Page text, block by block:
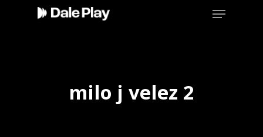
Menu
milo j velez 2